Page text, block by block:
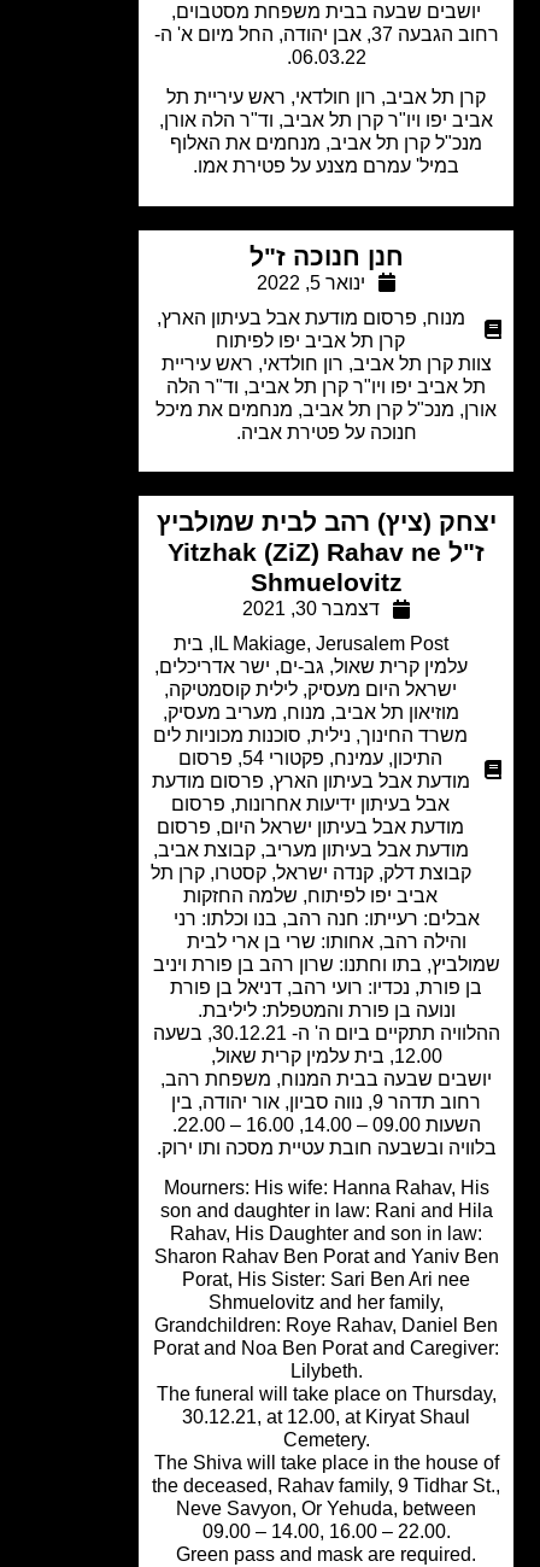
שבעה בבית משפחת מסטבוים,
רחוב הגבעה 37, אבן יהודה, החל מיום א' ה-
06.03.22.
תל אביב, רון חולדאי, ראש עיריית תל
יפו ויו"ר קרן תל אביב, וד"ר הלה אורן,
קרן תל אביב, מנחמים את האלוף
במיל' עמרם מצנע על פטירת אמו.
חנן חנוכה ז"ל
ינואר 5, 2022
מנוח, פרסום מודעת אבל בעיתון הארץ,
קרן תל אביב יפו לפיתוח
קרן תל אביב, רון חולדאי, ראש עיריית
אביב יפו ויו"ר קרן תל אביב, וד"ר הלה
מנכ"ל קרן תל אביב, מנחמים את מיכל
חנוכה על פטירת אביה.
(ציץ) רהב לבית שמולביץ
ז"ל Yitzhak (ZiZ) Rahav ne
Shmuelovitz
דצמבר 30, 2021
IL Makiage, Jerusalem Post
,בית
עלמין קרית שאול,גב-ים,ישר אדריכלים,
ישראל היום מעסיק, לילית קוסמטיקה,
מוזיאון תל אביב,מנוח,מעריב מעסיק,
משרד החינוך, נילית,סוכנות מכוניות לים
התיכון
עמינח, פקטורי 54 ,פרסום
מודעת אבל בעיתון הארץ,פרסום מודעת
אבל בעיתון ידיעות אחרונות,פרסום
מודעת אבל בעיתון ישראל היום,פרסום
מודעת אבל בעיתון מעריב, קבוצת אביב,
קבוצת דלק,קנדה ישראל, קסטרו, קרן תל
אביב יפו לפיתוח ,שלמה החזקות
רעייתו: חנה רהב, בנו וכלתו: רני
והילה רהב, אחותו: שרי בן ארי לבית
בתו וחתנו: שרון רהב בן פורת ויניב
פורת, נכדיו: רועי רהב, דניאל בן פורת
ונועה בן פורת והמטפלת: ליליבת.
ההלוויה תתקיים ביום ה' ה- 30.12.21, בשעה
שבעה בבית המנוח, משפחת רהב,
רחוב תדהר 9, נווה סביון, אור יהודה, בין
ובשבעה חובת עטיית מסכה ותו ירוק.
Mourners: His wife: Hanna Rahav,
son and daughter in law: Rani and
Rahav, His Daughter and son in
Sharon Rahav Ben Porat and Yaniv
Porat, His Sister: Sari Ben Ari nee
Shmuelovitz and her family,
Grandchildren: Roye Rahav, Daniel
Porat and Noa Ben Porat and
Lilybeth.
The funeral will take place on
30.12.21, at 12.00, at Kiryat Shaul
Cemetery.
The Shiva will take place in the
the deceased, Rahav family, 9 Tidhar
Neve Savyon, Or Yehuda, between
09.00 – 14.00, 16.00 – 22.00.
Green pass and mask are required.